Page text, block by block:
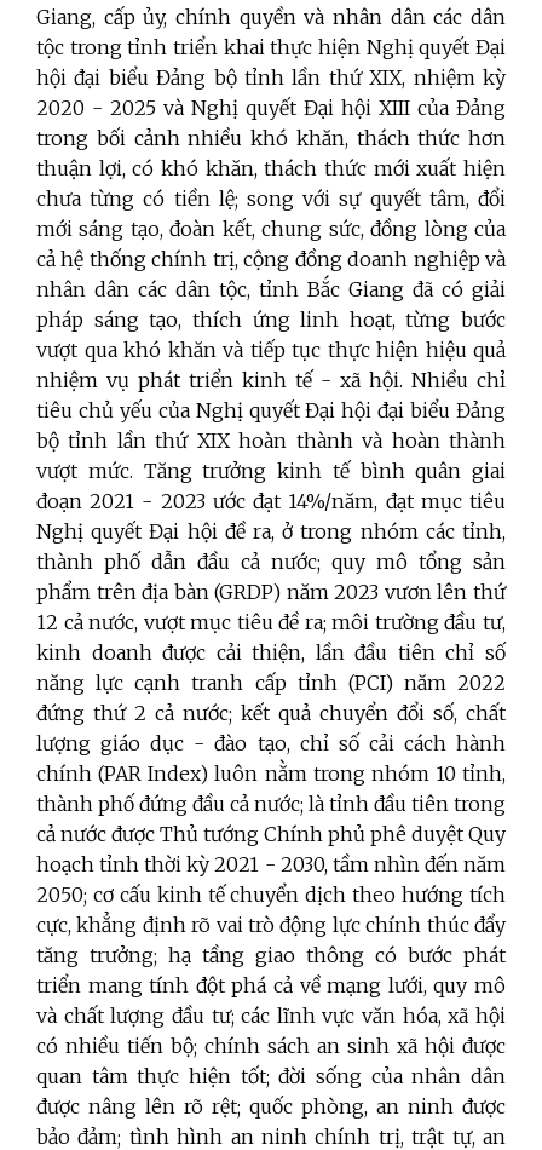
Giang, cấp ủy, chính quyền và nhân dân các dân
tộc trong tỉnh triển khai thực hiện Nghị quyết Đại
hội đại biểu Đảng bộ tỉnh lần thứ XIX, nhiệm kỳ
2020 - 2025 và Nghị quyết Đại hội XIII của Đảng
trong bối cảnh nhiều khó khăn, thách thức hơn
thuận lợi, có khó khăn, thách thức mới xuất hiện
chưa từng có tiền lệ; song với sự quyết tâm, đổi
mới sáng tạo, đoàn kết, chung sức, đồng lòng của
cả hệ thống chính trị, cộng đồng doanh nghiệp và
nhân dân các dân tộc, tỉnh Bắc Giang đã có giải
pháp sáng tạo, thích ứng linh hoạt, từng bước
vượt qua khó khăn và tiếp tục thực hiện hiệu quả
nhiệm vụ phát triển kinh tế - xã hội. Nhiều chỉ
tiêu chủ yếu của Nghị quyết Đại hội đại biểu Đảng
bộ tỉnh lần thứ XIX hoàn thành và hoàn thành
vượt mức. Tăng trưởng kinh tế bình quân giai
đoạn 2021 - 2023 ước đạt 14%/năm, đạt mục tiêu
Nghị quyết Đại hội đề ra, ở trong nhóm các tỉnh,
thành phố dẫn đầu cả nước; quy mô tổng sản
phẩm trên địa bàn (GRDP) năm 2023 vươn lên thứ
12 cả nước, vượt mục tiêu đề ra; môi trường đầu tư,
kinh doanh được cải thiện, lần đầu tiên chỉ số
năng lực cạnh tranh cấp tỉnh (PCI) năm 2022
đứng thứ 2 cả nước; kết quả chuyển đổi số, chất
lượng giáo dục - đào tạo, chỉ số cải cách hành
chính (PAR Index) luôn nằm trong nhóm 10 tỉnh,
thành phố đứng đầu cả nước; là tỉnh đầu tiên trong
cả nước được Thủ tướng Chính phủ phê duyệt Quy
hoạch tỉnh thời kỳ 2021 - 2030, tầm nhìn đến năm
2050; cơ cấu kinh tế chuyển dịch theo hướng tích
cực, khẳng định rõ vai trò động lực chính thúc đẩy
tăng trưởng; hạ tầng giao thông có bước phát
triển mang tính đột phá cả về mạng lưới, quy mô
và chất lượng đầu tư; các lĩnh vực văn hóa, xã hội
có nhiều tiến bộ; chính sách an sinh xã hội được
quan tâm thực hiện tốt; đời sống của nhân dân
được nâng lên rõ rệt; quốc phòng, an ninh được
bảo đảm; tình hình an ninh chính trị, trật tự, an